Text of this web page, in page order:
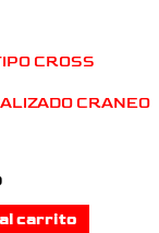
CROSS
CRANEO
carrito